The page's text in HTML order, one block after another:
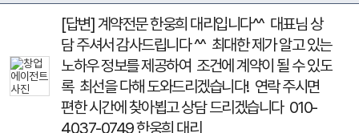
[답변] 계약전문 한웅희 대리입니다^^ 대표님 상
담 주셔서 감사드립니다 ^^ 최대한 제가 알고 있는
노하우 정보를 제공하여 조건에 계약이 될 수 있도
록 최선을 다해 도와드리겠습니다! 연락 주시면
편한 시간에 찾아뵙고 상담 드리겠습니다 010-
4037-0749 한웅희 대리